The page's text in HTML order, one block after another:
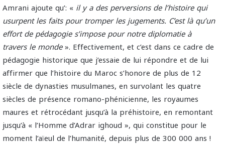
Amrani ajoute qu’: « il y a des perversions de l’histoire qui
usurpent les faits pour tromper les jugements. C’est là qu’un
effort de pédagogie s’impose pour notre diplomatie à
travers le monde». Effectivement, et c’est dans ce cadre de
pédagogie historique que j’essaie de lui répondre et de lui
affirmer que l’histoire du Maroc s’honore de plus de 12
siècle de dynasties musulmanes, en survolant les quatre
siècles de présence romano-phénicienne, les royaumes
maures et rétrocédant jusqu’à la préhistoire, en remontant
jusqu’à « l’Homme d’Adrar ighoud », qui constitue pour le
moment l’aïeul de l’humanité, depuis plus de 300 000 ans !